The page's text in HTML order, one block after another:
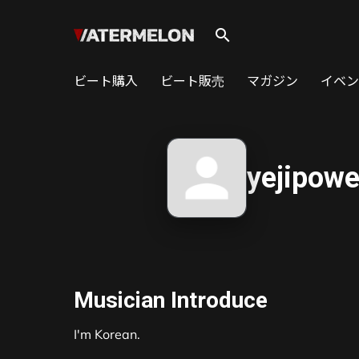
search
ビート購入 ビート販売 マガジン イベ
Musician Introduce
I'm Korean.